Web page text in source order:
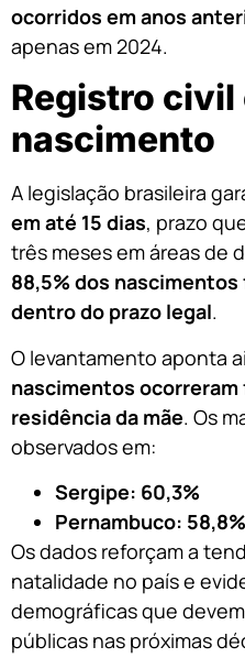
ocorridos em anos
apenas em 2024.
Registro civil
nascimento
A legislação brasileira
em até 15 dias, prazo
três meses em áreas de
88,5% dos
dentro do prazo legal.
O levantamento aponta
nascimentos
residência da mãe. Os
observados em:
Sergipe: 60,3%
Pernambuco: 58,8%
Os dados reforçam a
natalidade no país e
demográficas que
públicas nas próximas